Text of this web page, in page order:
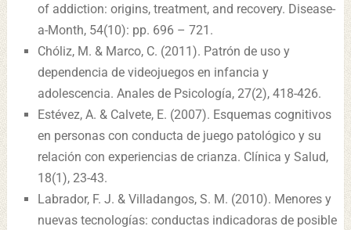
of addiction: origins, treatment, and recovery. Disease-
a-Month, 54(10): pp. 696 – 721.
Chóliz, M. & Marco, C. (2011). Patrón de uso y
dependencia de videojuegos en infancia y
adolescencia. Anales de Psicología, 27(2), 418-426.
Estévez, A. & Calvete, E. (2007). Esquemas cognitivos
en personas con conducta de juego patológico y su
relación con experiencias de crianza. Clínica y Salud,
18(1), 23-43.
Labrador, F. J. & Villadangos, S. M. (2010). Menores y
nuevas tecnologías: conductas indicadoras de posible